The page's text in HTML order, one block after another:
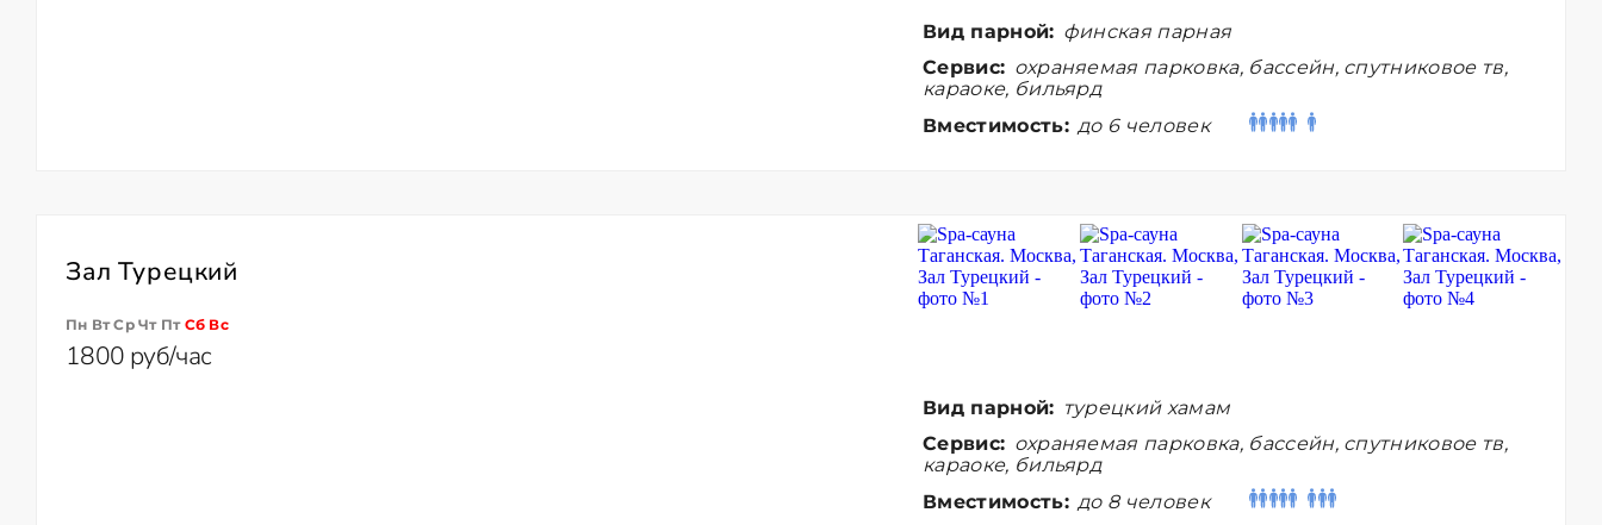
Вид парной: финская парная
Сервис: охраняемая парковка, бассейн, спутниковое тв,
караоке, бильярд
Вместимость: до 6 человек
Зал Турецкий
Пн Вт Ср Чт Пт Сб Вс
1800 руб/час
Вид парной: турецкий хамам
Сервис: охраняемая парковка, бассейн, спутниковое тв,
караоке, бильярд
Вместимость: до 8 человек